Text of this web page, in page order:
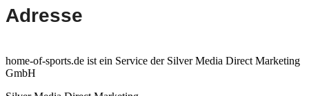
Adresse
home-of-sports.de ist ein Service der Silver Media Direct Marketing
GmbH